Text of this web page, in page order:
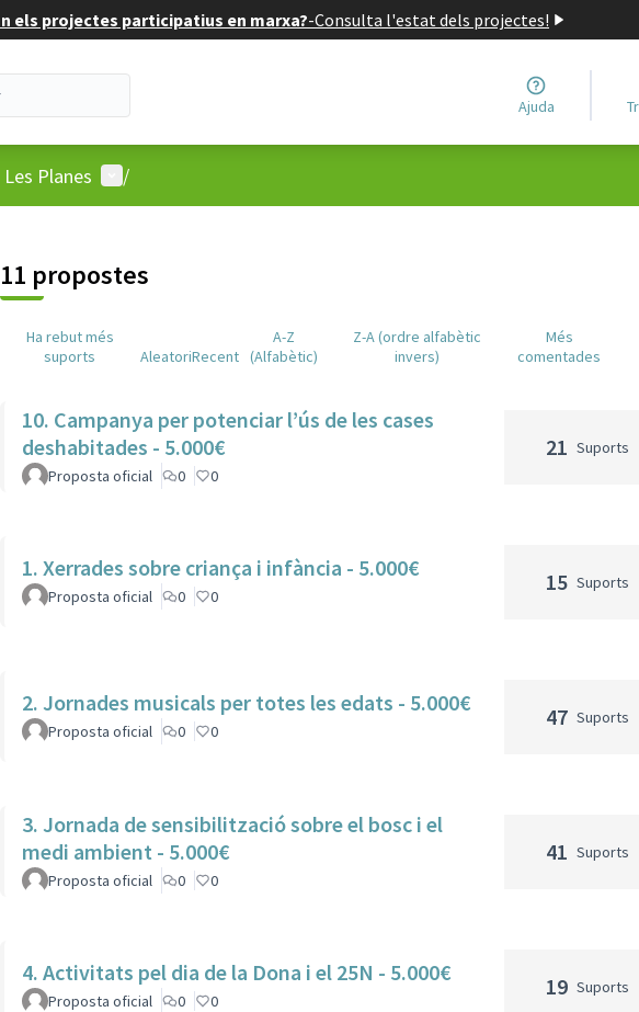
els projectes participatius en marxa?-Consulta l'estat dels projectes!
Ajuda
Planes Menú d'usuari
/
11 propostes
Ha rebut més
suports
AleatoriRecent
A-Z
(Alfabètic)
Z-A (ordre alfabètic
invers)
Més
comentades
10. Campanya per potenciar l’ús de les cases
deshabitades - 5.000€
Proposta oficial 0 0
21 Suports
1. Xerrades sobre criança i infància - 5.000€
Proposta oficial 0 0
15 Suports
2. Jornades musicals per totes les edats - 5.000€
Proposta oficial 0 0
47 Suports
3. Jornada de sensibilització sobre el bosc i el
medi ambient - 5.000€
Proposta oficial 0 0
41 Suports
4. Activitats pel dia de la Dona i el 25N - 5.000€
Proposta oficial 0 0
19 Suports